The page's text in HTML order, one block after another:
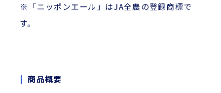
※「ニッポンエール」はJA全農の登録商標で
す。
商品概要